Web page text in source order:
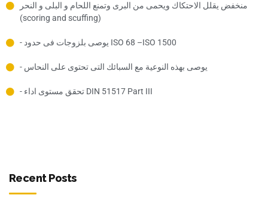
Recent Posts
منخفض يقلل الاحتكاك ويحمى من البرى وتمنع اللحام و البلى و النحر
(scoring and scuffing)
- يوصى بلزوجات فى حدود ISO 68 –ISO 1500
- يوصى بهذه النوعية مع السبائك التى تحتوى على النحاس
- تحقق مستوى اداء DIN 51517 Part III